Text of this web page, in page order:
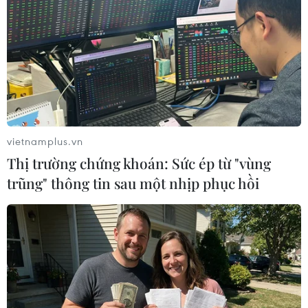
Sau khi rùa nở, 2-3 ngày rùa con nằm ở dưới tổ, rùa con sẽ tự
ngoi lên khỏi mặt đất chủ yếu vào ban đêm, lúc trời mát và thủy
triều lên cao bò xuống bãi và hướng thẳng ra đại dương bằng
cách cảm nhận ánh sáng các vì sao, thủy triều và từ trường Trái
đất. Rùa con bơi liên tục trong 1-2 ngày trong trạng thái được
gọi là "bơi trong mê" để càng xa bờ càng tốt. (Ảnh: TTXVN
vietnamplus.vn
Thị trường chứng khoán: Sức ép từ "vùng
trũng" thông tin sau một nhịp phục hồi